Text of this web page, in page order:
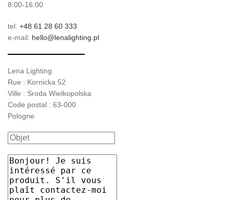
8:00-16:00
tel. +48 61 28 60 333
e-mail: hello@lenalighting.pl
Lena Lighting
Rue : Kornicka 52
Ville : Sroda Wielkopolska
Code postal : 63-000
Pologne